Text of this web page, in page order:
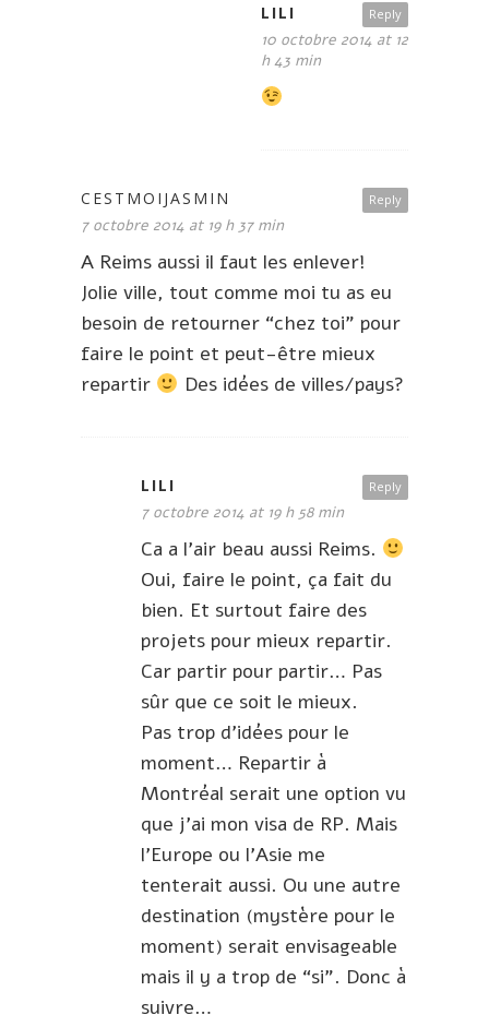
Reply
LILI
10 octobre 2014 at 12
h 43 min
Reply
CESTMOIJASMIN
7 octobre 2014 at 19 h 37 min
A Reims aussi il faut les enlever!
Jolie ville, tout comme moi tu as eu
besoin de retourner “chez toi” pour
faire le point et peut-être mieux
repartir
Des idées de villes/pays?
Reply
LILI
7 octobre 2014 at 19 h 58 min
Ca a l’air beau aussi Reims.
Oui, faire le point, ça fait du
bien. Et surtout faire des
projets pour mieux repartir.
Car partir pour partir… Pas
sûr que ce soit le mieux.
Pas trop d’idées pour le
moment… Repartir à
Montréal serait une option vu
que j’ai mon visa de RP. Mais
l’Europe ou l’Asie me
tenterait aussi. Ou une autre
destination (mystère pour le
moment) serait envisageable
mais il y a trop de “si”. Donc à
suivre…